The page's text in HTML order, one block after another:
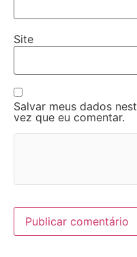
Site
Salvar meus dados
vez que eu comentar.